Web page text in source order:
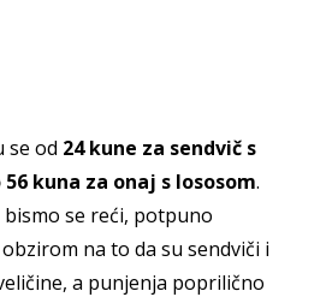
se od 24 kune za sendvič s
kuna za onaj s lososom.
se reći, potpuno
na to da su sendviči i
a punjenja poprilično